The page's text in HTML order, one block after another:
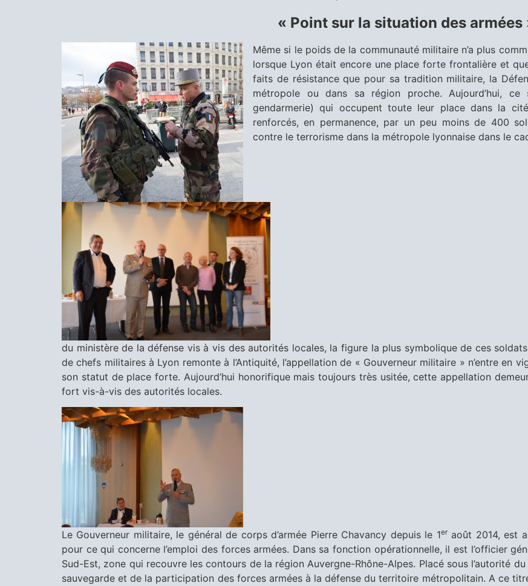
« Point sur la situation des armées
Même si le poids de la communauté militaire n’a plus
lorsque Lyon était encore une place forte frontalière et
faits de résistance que pour sa tradition militaire, la
métropole ou dans sa région proche. Aujourd’hui,
gendarmerie) qui occupent toute leur place dans la
renforcés, en permanence, par un peu moins de 400
contre le terrorisme dans la métropole lyonnaise dans le
du ministère de la défense vis à vis des autorités locales, la figure la plus symbolique de ces
de chefs militaires à Lyon remonte à l’Antiquité, l’appellation de « Gouverneur militaire » n’entre en
son statut de place forte. Aujourd’hui honorifique mais toujours très usitée, cette appellation
fort vis-à-vis des autorités locales.
Le Gouverneur militaire, le général de corps d’armée Pierre Chavancy depuis le 1eraoût 2014, est
pour ce qui concerne l’emploi des forces armées. Dans sa fonction opérationnelle, il est l’officier
Sud-Est, zone qui recouvre les contours de la région Auvergne-Rhône-Alpes. Placé sous l’autorité
sauvegarde et de la participation des forces armées à la défense du territoire métropolitain. A ce